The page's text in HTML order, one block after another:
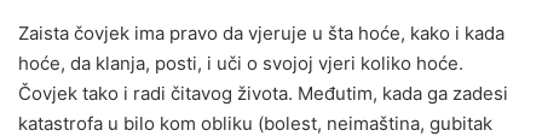
Zaista čovjek ima pravo da vjeruje u šta hoće, kako i kada
hoće, da klanja, posti, i uči o svojoj vjeri koliko hoće.
Čovjek tako i radi čitavog života. Međutim, kada ga zadesi
katastrofa u bilo kom obliku (bolest, neimaština, gubitak